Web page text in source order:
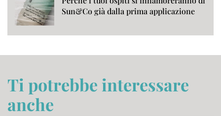
Sun&Co già dalla prima applicazione
Ti potrebbe interessare
anche